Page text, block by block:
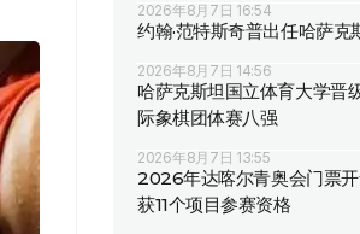
2026年8月7日 16:54
约翰·范特斯奇普出任哈萨克
2026年8月7日 14:56
哈萨克斯坦国立体育大学晋
际象棋团体赛八强
2026年8月7日 13:55
2026年达喀尔青奥会门票
获11个项目参赛资格